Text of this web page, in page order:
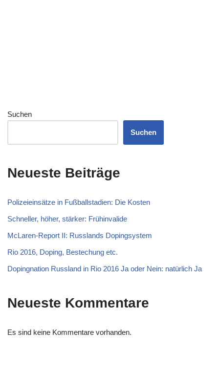
Suchen
Suchen
Neueste Beiträge
Polizeieinsätze in Fußballstadien: Die Kosten
Schneller, höher, stärker: Frühinvalide
McLaren-Report II: Russlands Dopingsystem
Rio 2016, Doping, Bestechung etc.
Dopingnation Russland in Rio 2016 Ja oder Nein: natürlich Ja
Neueste Kommentare
Es sind keine Kommentare vorhanden.